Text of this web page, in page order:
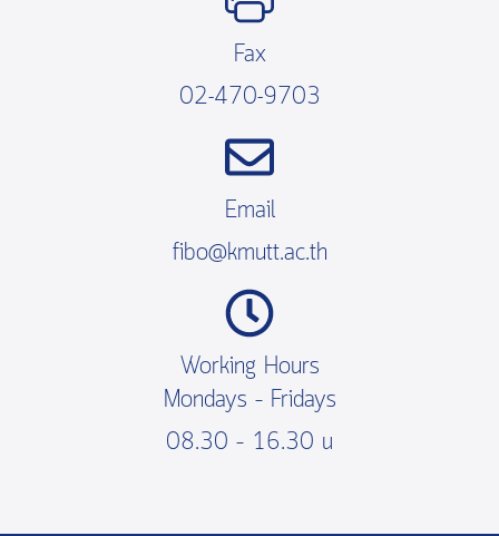
Fax
02-470-9703
Email
fibo@kmutt.ac.th
Working Hours
Mondays – Fridays
08.30 – 16.30 น